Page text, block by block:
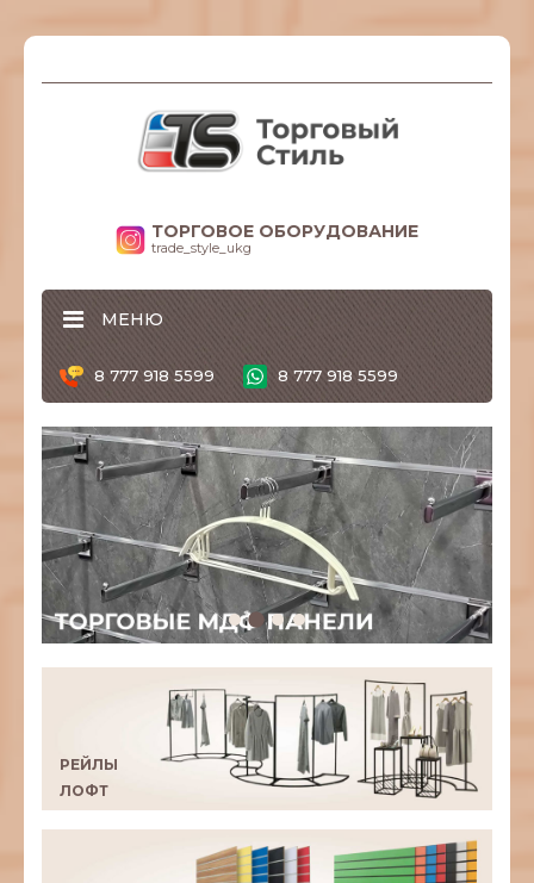
ТОРГОВОЕ ОБОРУДОВАНИЕ
trade_style_ukg
МЕНЮ
8 777 918 5599 8 777 918 5599
РЕЙЛЫ
ЛОФТ